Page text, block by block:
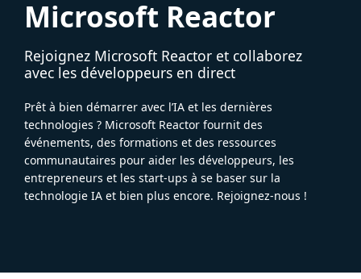
Microsoft Reactor
Rejoignez Microsoft Reactor et collaborez
avec les développeurs en direct
Prêt à bien démarrer avec l’IA et les dernières
technologies ? Microsoft Reactor fournit des
événements, des formations et des ressources
communautaires pour aider les développeurs, les
entrepreneurs et les start-ups à se baser sur la
technologie IA et bien plus encore. Rejoignez-nous !